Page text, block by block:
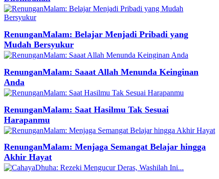
RenunganMalam: Belajar Menjadi Pribadi yang
Mudah Bersyukur
RenunganMalam: Saaat Allah Menunda Keinginan
Anda
RenunganMalam: Saat Hasilmu Tak Sesuai
Harapanmu
RenunganMalam: Menjaga Semangat Belajar hingga
Akhir Hayat